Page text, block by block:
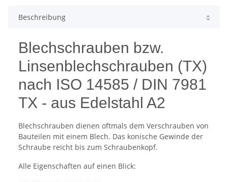
Beschreibung
Blechschrauben bzw.
Linsenblechschrauben (TX)
nach ISO 14585 / DIN 7981
TX - aus Edelstahl A2
Blechschrauben dienen oftmals dem Verschrauben von
Bauteilen mit einem Blech. Das konische Gewinde der
Schraube reicht bis zum Schraubenkopf.
Alle Eigenschaften auf einen Blick: